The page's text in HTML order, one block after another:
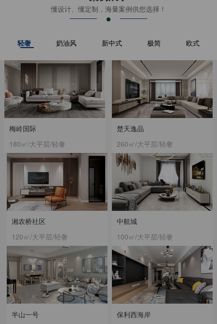
懂设计、懂定制，海量案例供您选择！
轻奢 奶油风 新中式 极简 欧式
梅岭国际
180㎡/大平层/轻奢
楚天逸品
260㎡/大平层/轻奢
中航城
100㎡/大平层/轻奢
湘农桥社区
120㎡/大平层/轻奢
保利西海岸
半山一号